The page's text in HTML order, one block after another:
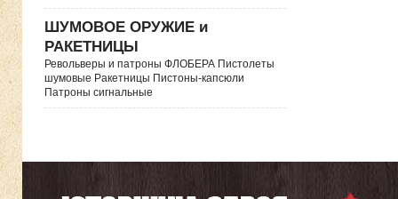
ШУМОВОЕ ОРУЖИЕ и
РАКЕТНИЦЫ
Револьверы и патроны ФЛОБЕРА Пистолеты
шумовые Ракетницы Пистоны-капсюли
Патроны сигнальные